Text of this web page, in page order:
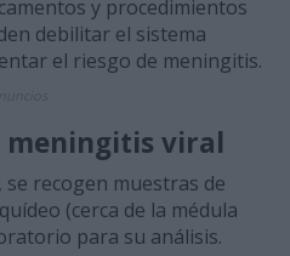
y procedimientos
debilitar el sistema
el riesgo de meningitis.
meningitis viral
recogen muestras de
(cerca de la médula
para su análisis.